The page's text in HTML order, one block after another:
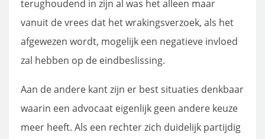
terughoudend in zijn al was het alleen maar
vanuit de vrees dat het wrakingsverzoek, als het
afgewezen wordt, mogelijk een negatieve invloed
zal hebben op de eindbeslissing.
Aan de andere kant zijn er best situaties denkbaar
waarin een advocaat eigenlijk geen andere keuze
meer heeft. Als een rechter zich duidelijk partijdig